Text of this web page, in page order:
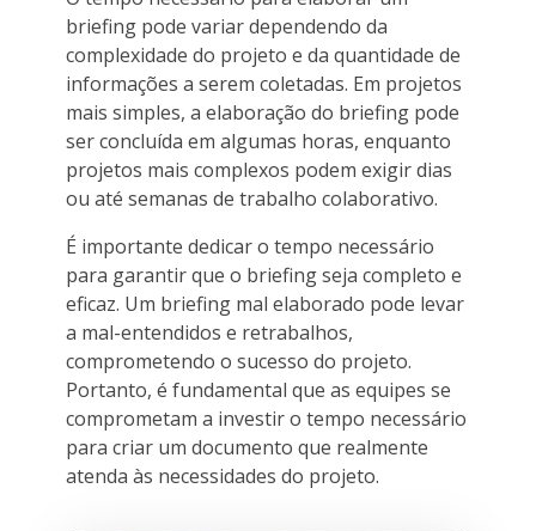
briefing pode variar dependendo da
complexidade do projeto e da quantidade de
informações a serem coletadas. Em projetos
mais simples, a elaboração do briefing pode
ser concluída em algumas horas, enquanto
projetos mais complexos podem exigir dias
ou até semanas de trabalho colaborativo.
É importante dedicar o tempo necessário
para garantir que o briefing seja completo e
eficaz. Um briefing mal elaborado pode levar
a mal-entendidos e retrabalhos,
comprometendo o sucesso do projeto.
Portanto, é fundamental que as equipes se
comprometam a investir o tempo necessário
para criar um documento que realmente
atenda às necessidades do projeto.